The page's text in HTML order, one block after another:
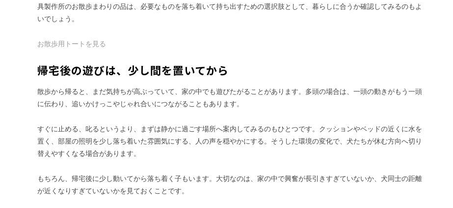
具製作所のお散歩まわりの品は、必要なものを落ち着いて持ち出すための選択肢として、暮らしに合うか確認してみるのもよ
いでしょう。
お散歩用トートを見る
帰宅後の遊びは、少し間を置いてから
散歩から帰ると、まだ気持ちが高ぶっていて、家の中でも遊びたがることがあります。多頭の場合は、一頭の動きがもう一頭
に伝わり、追いかけっこやじゃれ合いにつながることもあります。
すぐに止める、叱るというより、まずは静かに過ごす場所へ案内してみるのもひとつです。クッションやベッドの近くに水を
置く、部屋の照明を少し落ち着いた雰囲気にする、人の声を穏やかにする。そうした環境の変化で、犬たちが休む方向へ切り
替えやすくなる場合があります。
もちろん、帰宅後に少し動いてから落ち着く子もいます。大切なのは、家の中で興奮が長引きすぎていないか、犬同士の距離
が近くなりすぎていないかを見ておくことです。